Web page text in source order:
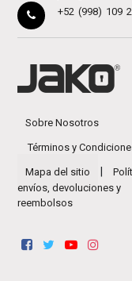
+52 (998) 109
Sobre Nosotros
Términos y
Mapa del sitio
envíos, devoluciones y
reembolsos